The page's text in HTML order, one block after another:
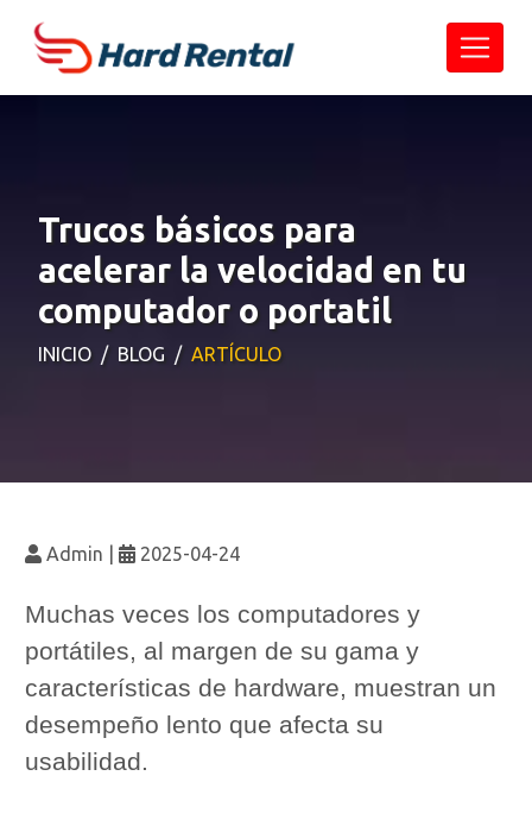
Trucos básicos para
acelerar la velocidad en tu
computador o portatil
INICIO BLOG ARTÍCULO
Admin 2025-04-24
Muchas veces los computadores y
portátiles, al margen de su gama y
características de hardware, muestran un
desempeño lento que afecta su
usabilidad.